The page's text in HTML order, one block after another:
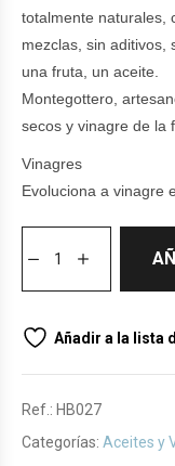
totalmente naturales,
mezclas, sin aditivos,
una fruta, un aceite.
Montegottero,
secos y vinagre de la
Vinagres
Evoluciona a vinagre
Añadir a la lista
Ref.: HB027
Categorías: Aceites y